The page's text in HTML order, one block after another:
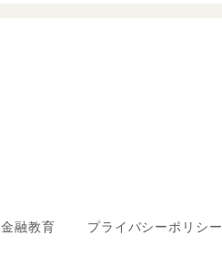
金融教育 プライバシーポリシー